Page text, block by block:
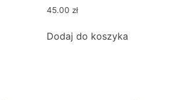
45.00 zł
Dodaj do koszyka